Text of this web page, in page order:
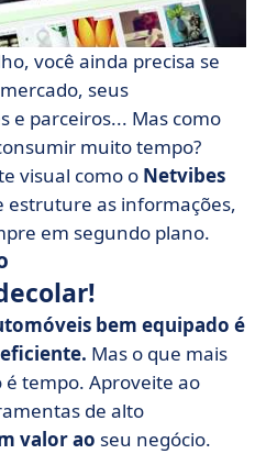
você ainda precisa se
seus
e parceiros... Mas como
muito tempo?
visual como o Netvibes
estruture as informações,
em segundo plano.
bem equipado é
Mas o que mais
tempo. Aproveite ao
de alto
valor ao seu negócio.